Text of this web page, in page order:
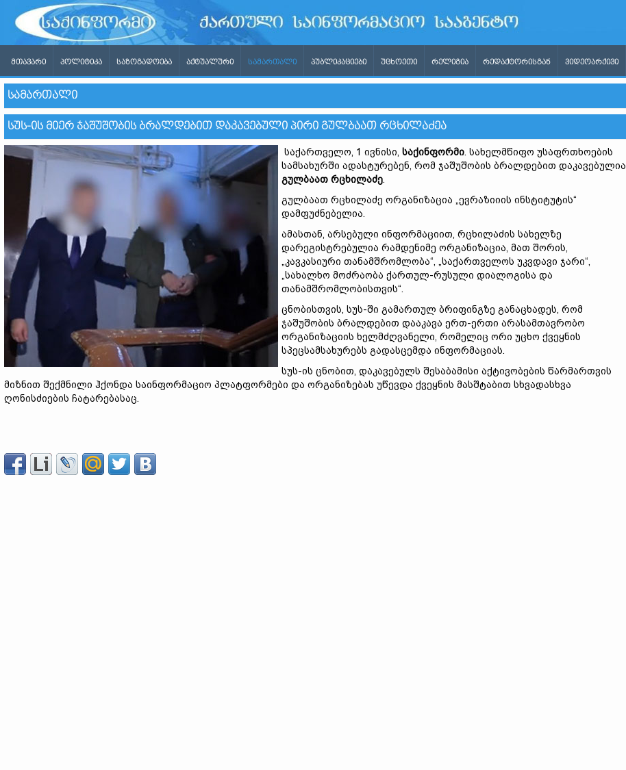
ᲛᲗᲐᲕᲐᲠᲘ ᲞᲝᲚᲘᲢᲘᲙᲐ ᲡᲐᲖᲝᲒᲐᲓᲝᲔᲑᲐ ᲐᲥᲢᲣᲐᲚᲣᲠᲘ ᲡᲐᲛᲐᲠᲗᲐᲚᲘ ᲞᲣᲑᲚᲘᲙᲐᲪᲘᲔᲑᲘ ᲣᲪᲮᲝᲔᲗᲘ ᲠᲔᲚᲘᲒᲘᲐ ᲠᲔᲓᲐᲥᲢᲝᲠᲘᲡᲒᲐᲜ ᲕᲘᲓᲔᲝᲐᲠᲥᲘᲕᲘ
ᲡᲐᲛᲐᲠᲗᲐᲚᲘ
ᲡᲣᲡ-ᲘᲡ ᲛᲘᲔᲠ ᲯᲐᲨᲣᲨᲝᲑᲘᲡ ᲑᲠᲐᲚᲓᲔᲑᲘᲗ ᲓᲐᲙᲐᲕᲔᲑᲣᲚᲘ ᲞᲘᲠᲘ ᲒᲣᲚᲑᲐᲐᲗ ᲠᲪᲮᲘᲚᲐᲫᲔᲐ
საქართველო, 1 ივნისი, საქინფორმი. სახელმწიფო უსაფრთხოების
სამსახურში ადასტურებენ, რომ ჯაშუშობის ბრალდებით დაკავებულია
გულბაათ რცხილაძე.
გულბაათ რცხილაძე ორგანიზაცია „ევრაზიიის ინსტიტუტის“
დამფუძნებელია.
ამასთან, არსებული ინფორმაციით, რცხილაძის სახელზე
დარეგისტრებულია რამდენიმე ორგანიზაცია, მათ შორის,
„კავკასიური თანამშრომლობა“, „საქართველოს უკვდავი ჯარი“,
„სახალხო მოძრაობა ქართულ-რუსული დიალოგისა და
თანამშრომლობისთვის“.
ცნობისთვის, სუს-ში გამართულ ბრიფინგზე განაცხადეს, რომ
ჯაშუშობის ბრალდებით დააკავა ერთ-ერთი არასამთავრობო
ორგანიზაციის ხელმძღვანელი, რომელიც ორი უცხო ქვეყნის
სპეცსამსახურებს გადასცემდა ინფორმაციას.
სუს-ის ცნობით, დაკავებულს შესაბამისი აქტივობების წარმართვის
მიზნით შექმნილი ჰქონდა საინფორმაციო პლატფორმები და ორგანიზებას უწევდა ქვეყნის მასშტაბით სხვადასხვა
ღონისძიების ჩატარებასაც.